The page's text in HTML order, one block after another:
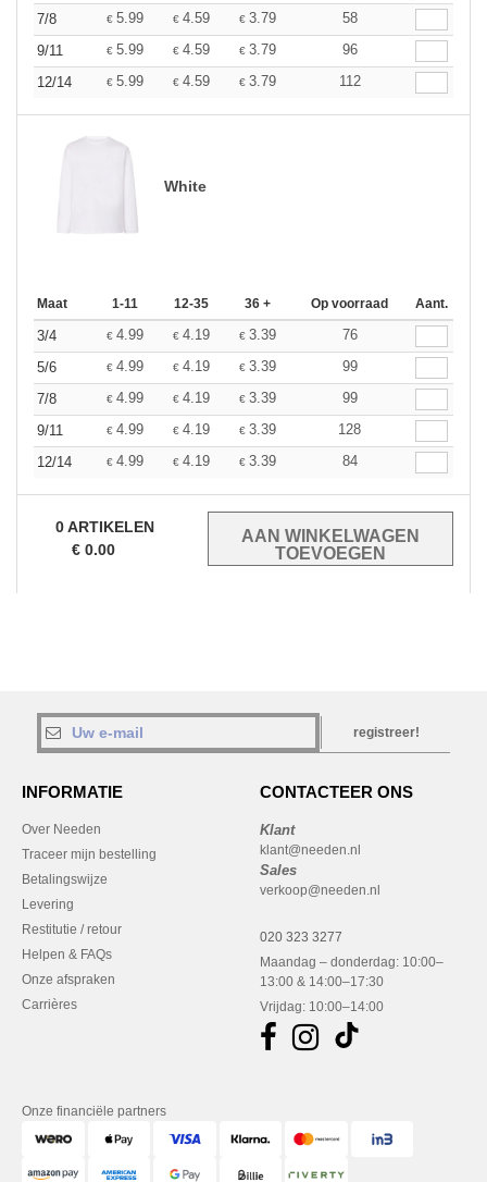
7/8
€ 5.99 € 4.59 € 3.79
58
9/11
€ 5.99 € 4.59 € 3.79
96
12/14
€ 5.99 € 4.59 € 3.79 112
White
Maat 1-11 12-35 36 + Op voorraad Aant.
3/4 € 4.99 € 4.19 € 3.39
76
5/6
€ 4.99 € 4.19 € 3.39
99
7/8
€ 4.99 € 4.19 € 3.39
99
9/11
€ 4.99 € 4.19 € 3.39
128
12/14
€ 4.99 € 4.19 € 3.39 84
0ARTIKELEN
€ 0.00
registreer!
INFORMATIE
Over Needen
Traceer mijn bestelling
Betalingswijze
Levering
Restitutie / retour
Helpen & FAQs
Onze afspraken
Carrières
CONTACTEER ONS
Klant
klant@needen.nl
Sales
verkoop@needen.nl
020 323 3277
Maandag – donderdag: 10:00–
13:00 & 14:00–17:30
Vrijdag: 10:00–14:00
Onze financiële partners